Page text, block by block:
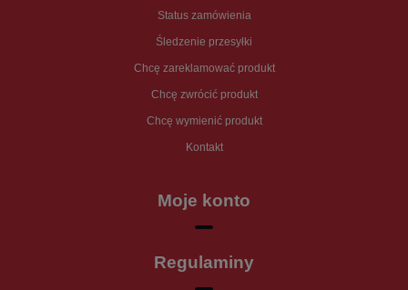
Status zamówienia
Śledzenie przesyłki
Chcę zareklamować produkt
Chcę zwrócić produkt
Chcę wymienić produkt
Kontakt
Moje konto
Regulaminy